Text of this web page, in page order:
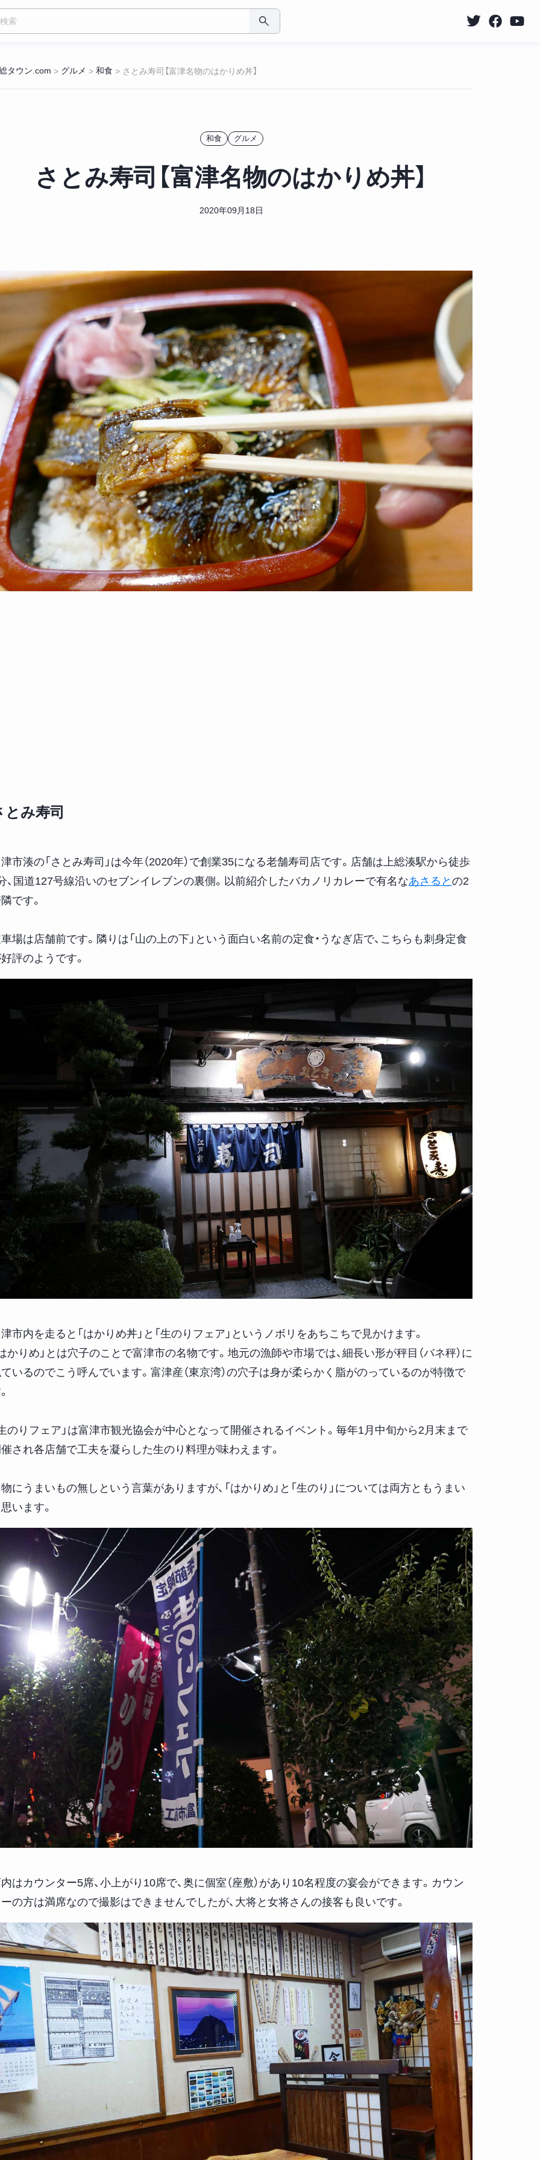
タウン.com > グルメ > 和食 > さとみ寿司【富津名物のはかりめ丼】
和食 グルメ
さとみ寿司【富津名物のはかりめ丼】
2020年09月18日
とみ寿司
市湊の「さとみ寿司」は今年（2020年）で創業35になる老舗寿司店です。店舗は上総湊駅から徒歩
、国道127号線沿いのセブンイレブンの裏側。以前紹介したバカノリカレーで有名なあさると の2
です。
場は店舗前です。隣りは「山の上の下」という面白い名前の定食・うなぎ店で、こちらも刺身定食
評のようです。
市内を走ると「はかりめ丼」と「生のりフェア」というノボリをあちこちで見かけます。
かりめ」とは穴子のことで富津市の名物です。地元の漁師や市場では、細長い形が秤目（バネ秤）に
いるのでこう呼んでいます。富津産（東京湾）の穴子は身が柔らかく脂がのっているのが特徴で
のりフェア」は富津市観光協会が中心となって開催されるイベント。毎年1月中旬から2月末まで
され各店舗で工夫を凝らした生のり料理が味わえます。
にうまいもの無しという言葉がありますが、「はかりめ」と「生のり」については両方ともうまい
います。
はカウンター5席、小上がり10席で、奥に個室（座敷）があり10名程度の宴会ができます。カウン
の方は満席なので撮影はできませんでしたが、大将と女将さんの接客も良いです。